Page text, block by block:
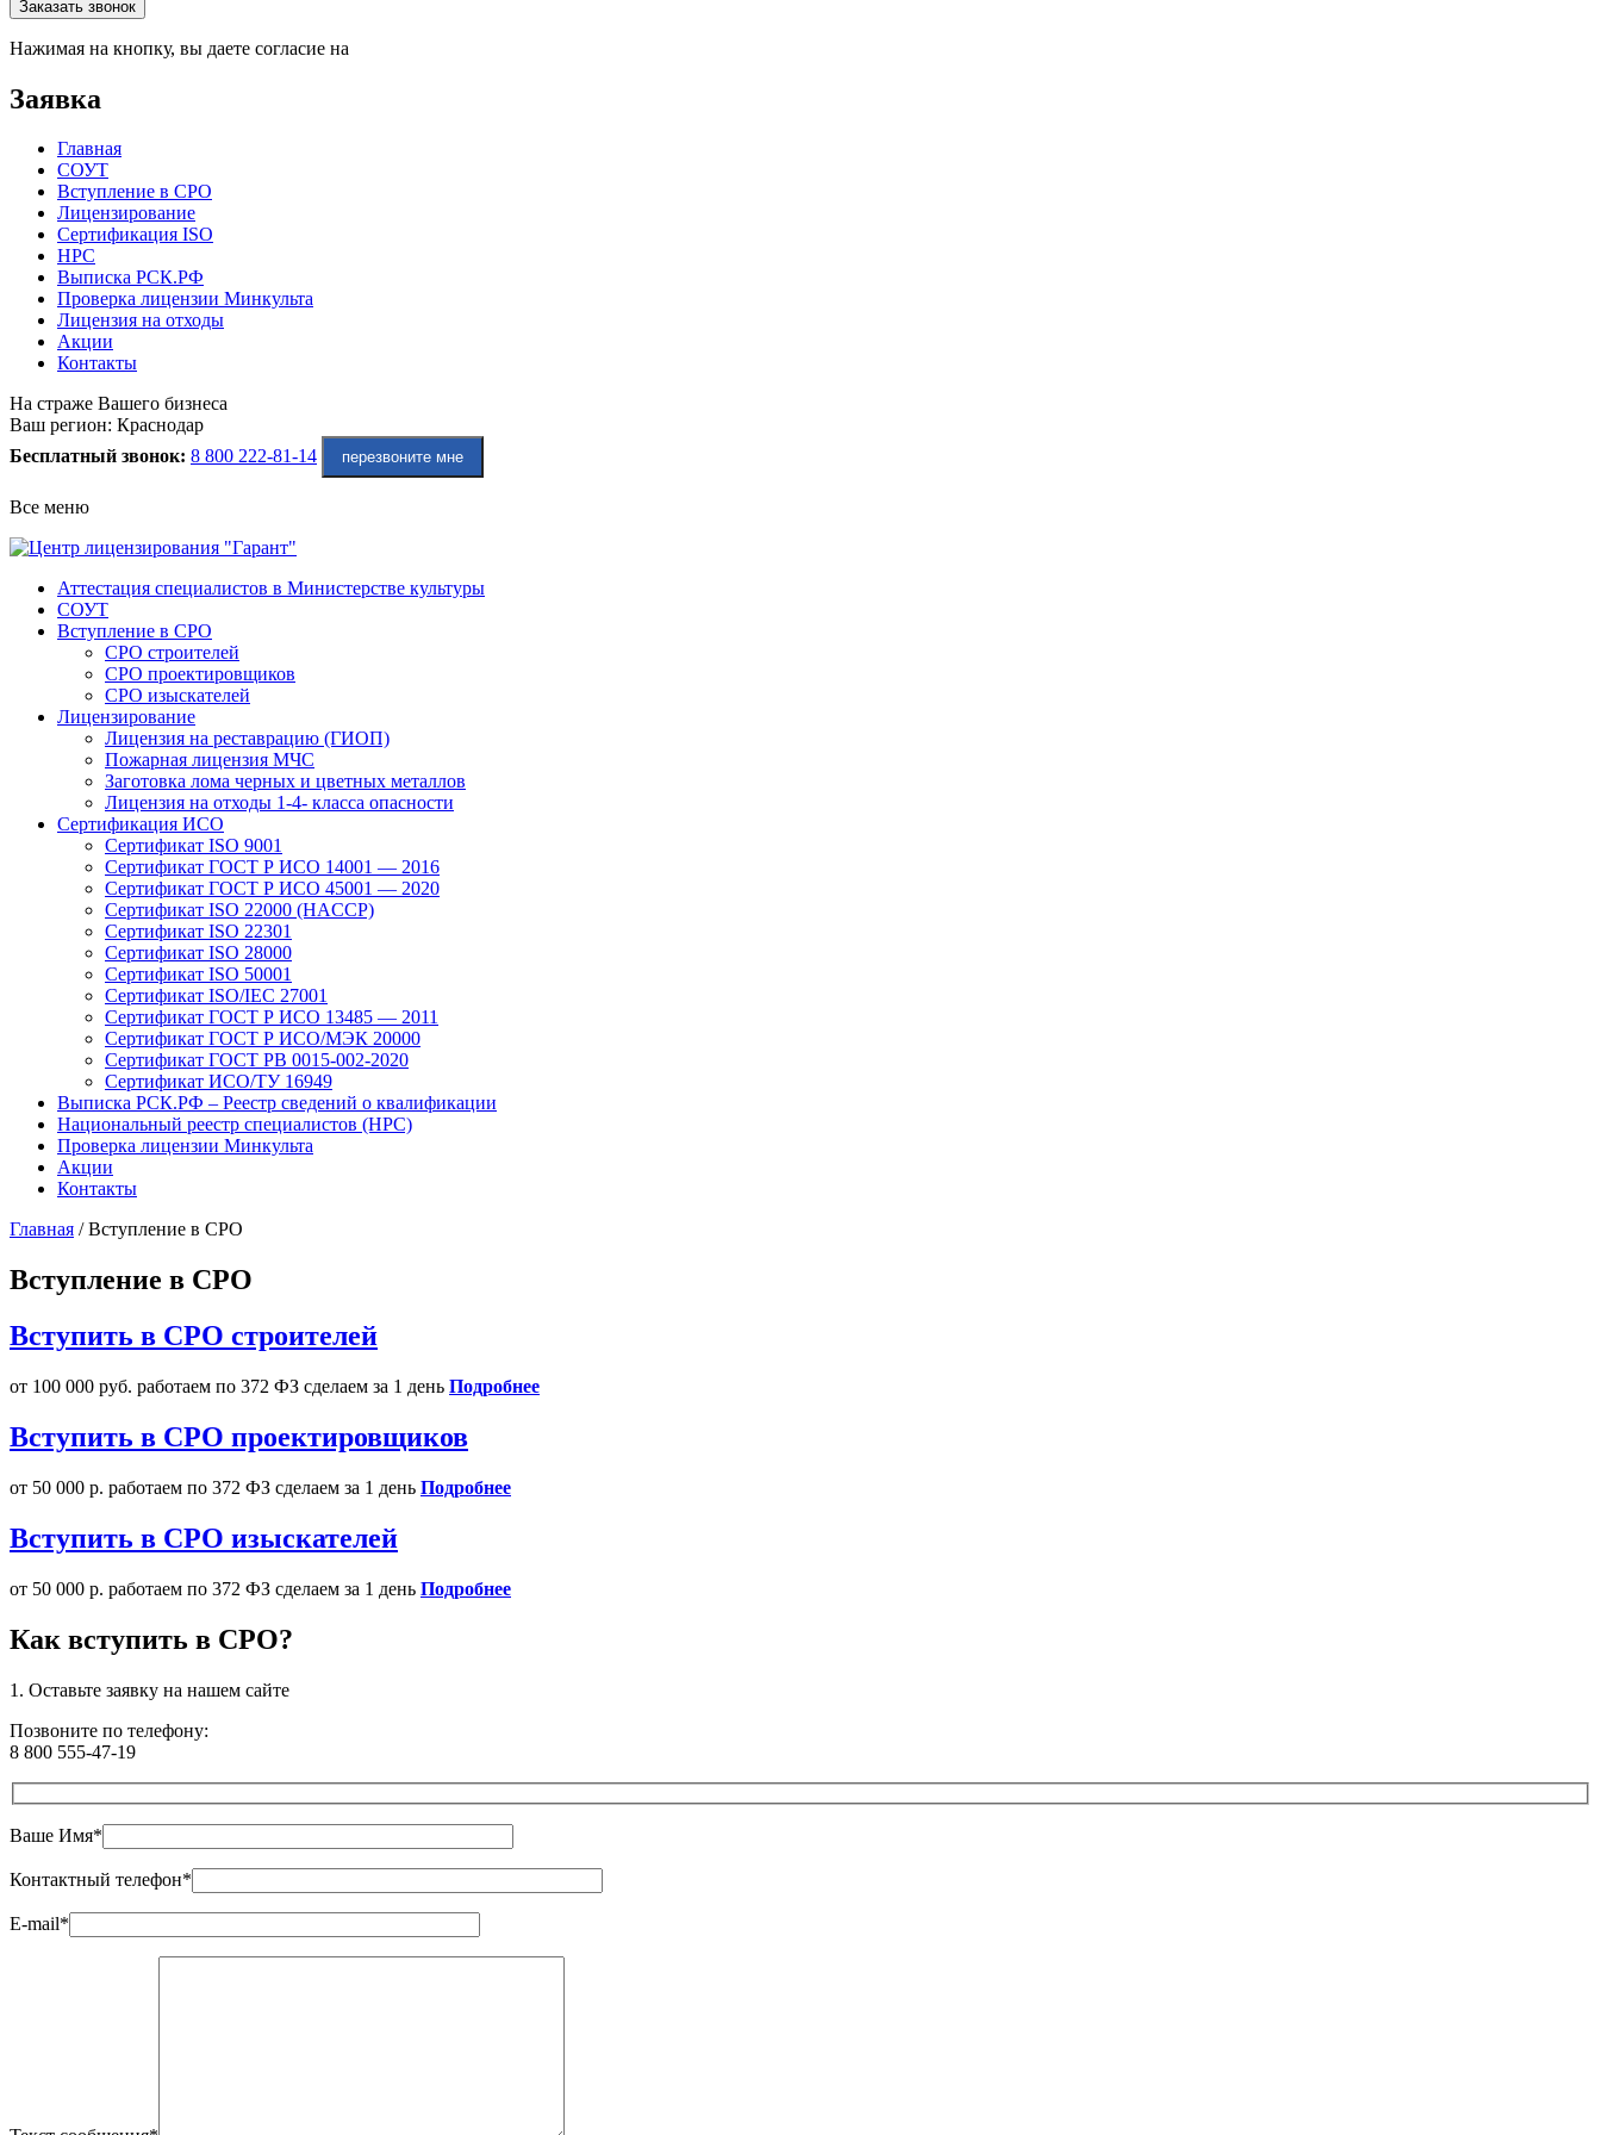
Заказать звонок
Нажимая на кнопку, вы даете согласие на
Заявка
Главная
СОУТ
Вступление в СРО
Лицензирование
Сертификация ISO
НРС
Выписка РСК.РФ
Проверка лицензии Минкульта
Лицензия на отходы
Акции
Контакты
На страже Вашего бизнеса
Ваш регион: Краснодар
Бесплатный звонок: 8 800 222-81-14 перезвоните мне
Все меню
Аттестация специалистов в Министерстве культуры
СОУТ
Вступление в СРО
СРО строителей
СРО проектировщиков
СРО изыскателей
Лицензирование
Лицензия на реставрацию (ГИОП)
Пожарная лицензия МЧС
Заготовка лома черных и цветных металлов
Лицензия на отходы 1-4- класса опасности
Сертификация ИСО
Сертификат ISO 9001
Сертификат ГОСТ Р ИСО 14001 — 2016
Сертификат ГОСТ Р ИСО 45001 — 2020
Сертификат ISO 22000 (HACCP)
Сертификат ISO 22301
Сертификат ISO 28000
Сертификат ISO 50001
Сертификат ISO/IEC 27001
Сертификат ГОСТ Р ИСО 13485 — 2011
Сертификат ГОСТ Р ИСО/МЭК 20000
Сертификат ГОСТ РВ 0015-002-2020
Сертификат ИСО/ТУ 16949
Выписка РСК.РФ – Реестр сведений о квалификации
Национальный реестр специалистов (НРС)
Проверка лицензии Минкульта
Акции
Контакты
Главная /Вступление в СРО
Вступление в СРО
Вступить в СРО строителей
от 100 000 руб. работаем по 372 ФЗ сделаем за 1 день Подробнее
Вступить в СРО проектировщиков
от 50 000 р. работаем по 372 ФЗ сделаем за 1 день Подробнее
Вступить в СРО изыскателей
от 50 000 р. работаем по 372 ФЗ сделаем за 1 день Подробнее
Как вступить в СРО?
1. Оставьте заявку на нашем сайте
Позвоните по телефону:
8 800 555-47-19
Ваше Имя*
Контактный телефон*
E-mail*